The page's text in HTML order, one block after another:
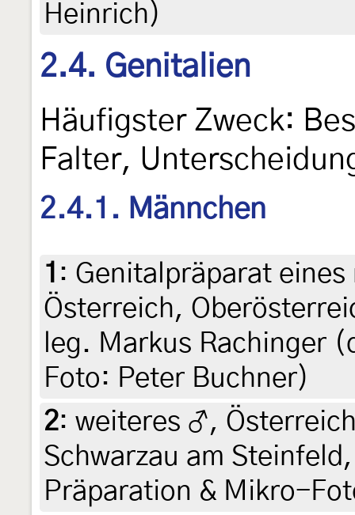
Heinrich)
2.4. Genitalien
Häufigster Zweck:
Falter,
2.4.1. Männchen
1 : Genitalpräparat
Österreich,
leg. Markus Rachinger
Foto: Peter Buchner)
2: weiteres ♂,
Schwarzau am
Präparation & Mikro-